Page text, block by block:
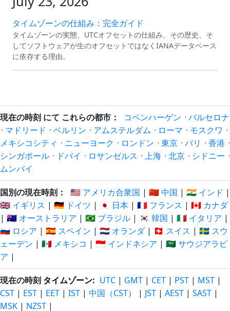
タイムゾーンの仕組み：完全ガイド
タイムゾーンの実態、UTCオフセットの仕組み、その歴史、そ
してソフトウェアが生のオフセットではなくIANAデータベース
に依存する理由。
現在の時刻 にて これらの都市： コペンハーゲン · バルセロナ
· マドリード · ベルリン · アムステルダム · ローマ · モスクワ ·
メキシコシティ · ニューヨーク · ロンドン · 東京 · パリ · 香港 ·
シンガポール · ドバイ · ロサンゼルス · 上海 · 北京 · シドニー ·
ムンバイ
国別の現在時刻： 🇺🇸 アメリカ合衆国 | 🇨🇳 中国 | 🇮🇳 インド |
🇬🇧 イギリス | 🇩🇪 ドイツ | 🇯🇵 日本 | 🇫🇷 フランス | 🇨🇦 カナダ
| 🇦🇺 オーストラリア | 🇧🇷 ブラジル | 🇰🇷 韓国 | 🇮🇹 イタリア |
🇷🇺 ロシア | 🇪🇸 スペイン | 🇳🇱 オランダ| 🇨🇭 スイス | 🇸🇪 スウ
ェーデン | 🇲🇽 メキシコ | 🇮🇩 インドネシア | 🇸🇦 サウジアラビ
ア |
現在の時刻 タイムゾーン: UTC | GMT | CET | PST | MST |
CST | EST | EET | IST | 中国（CST） | JST | AEST | SAST |
MSK | NZST |